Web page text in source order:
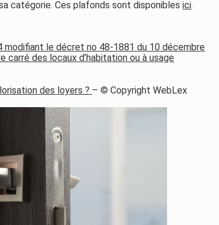
catégorie. Ces plafonds sont disponiblesici.
le décret no 48-1881 du 10 décembre
des locaux d’habitation ou à usage
des loyers ? – © Copyright WebLex